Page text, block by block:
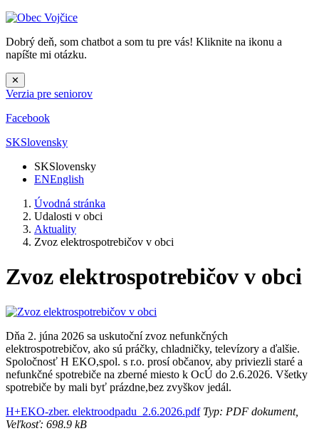
Dobrý deň, som chatbot a som tu pre vás! Kliknite na ikonu a
napíšte mi otázku.
✕
Verzia pre seniorov
Facebook
SKSlovensky
SKSlovensky
ENEnglish
Úvodná stránka
Udalosti v obci
Aktuality
Zvoz elektrospotrebičov v obci
Zvoz elektrospotrebičov v obci
Dňa 2. júna 2026 sa uskutoční zvoz nefunkčných
elektrospotrebičov, ako sú práčky, chladničky, televízory a ďalšie.
Spoločnosť H EKO,spol. s r.o. prosí občanov, aby priviezli staré a
nefunkčné spotrebiče na zberné miesto k OcÚ do 2.6.2026. Všetky
spotrebiče by mali byť prázdne,bez zvyškov jedál.
H+EKO-zber. elektroodpadu_2.6.2026.pdfTyp: PDF dokument,
Veľkosť: 698.9 kB